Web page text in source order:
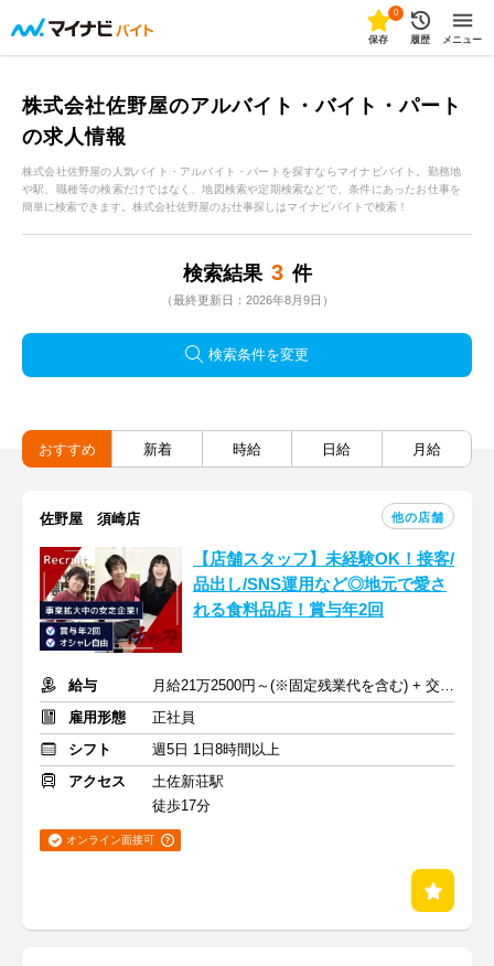
0
保存 履歴 メニュー
株式会社佐野屋のアルバイト・バイト・パート
の求人情報
株式会社佐野屋の人気バイト・アルバイト・パートを探すならマイナビバイト。勤務地
や駅、職種等の検索だけではなく、地図検索や定期検索などで、条件にあったお仕事を
簡単に検索できます。株式会社佐野屋のお仕事探しはマイナビバイトで検索！
検索結果 3 件
（最終更新日：2026年8月9日）
検索条件を変更
おすすめ 新着 時給 日給 月給
佐野屋 須崎店 他の店舗
【店舗スタッフ】未経験OK！接客/
品出し/SNS運用など◎地元で愛さ
れる食料品店！賞与年2回
給与
月給21万2500円～(※固定残業代を含む) + 交通費支給
雇用形態
正社員
シフト
週5日 1日8時間以上
アクセス
土佐新荘駅
徒歩17分
オンライン面接可